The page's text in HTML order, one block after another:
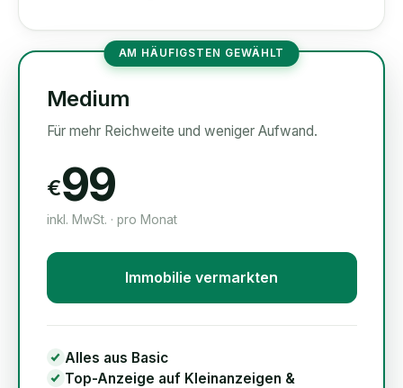
AM HÄUFIGSTEN GEWÄHLT
Medium
Für mehr Reichweite und weniger Aufwand.
€99
inkl. MwSt. · pro Monat
Immobilie vermarkten
Alles aus Basic
Top-Anzeige auf Kleinanzeigen &